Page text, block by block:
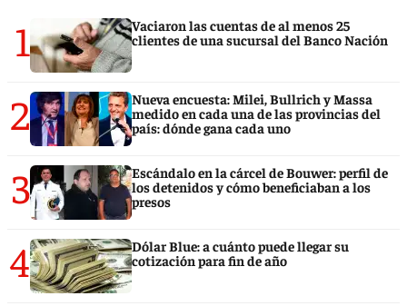
1
Vaciaron las cuentas de al menos 25
clientes de una sucursal del Banco Nación
2
Nueva encuesta: Milei, Bullrich y Massa
medido en cada una de las provincias del
país: dónde gana cada uno
3
Escándalo en la cárcel de Bouwer: perfil de
los detenidos y cómo beneficiaban a los
presos
4
Dólar Blue: a cuánto puede llegar su
cotización para fin de año